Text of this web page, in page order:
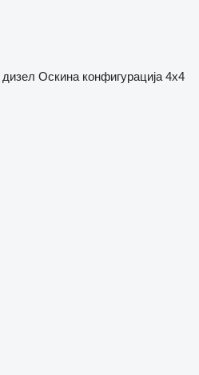
дизел Оскина конфигурација 4x4